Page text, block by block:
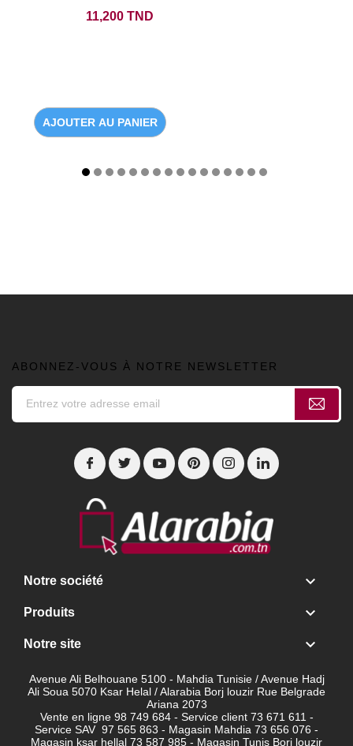
11,200 TND
AJOUTER AU PANIER
ABONNEZ-VOUS À NOTRE NEWSLETTER
Notre société 
Produits 
Notre site 
Avenue Ali Belhouane 5100 - Mahdia Tunisie / Avenue Hadj
Ali Soua 5070 Ksar Helal / Alarabia Borj louzir Rue Belgrade
Ariana 2073
Vente en ligne 98 749 684 - Service client 73 671 611 -
Service SAV 97 565 863 - Magasin Mahdia 73 656 076 -
Magasin ksar hellal 73 587 985 - Magasin Tunis Borj louzir